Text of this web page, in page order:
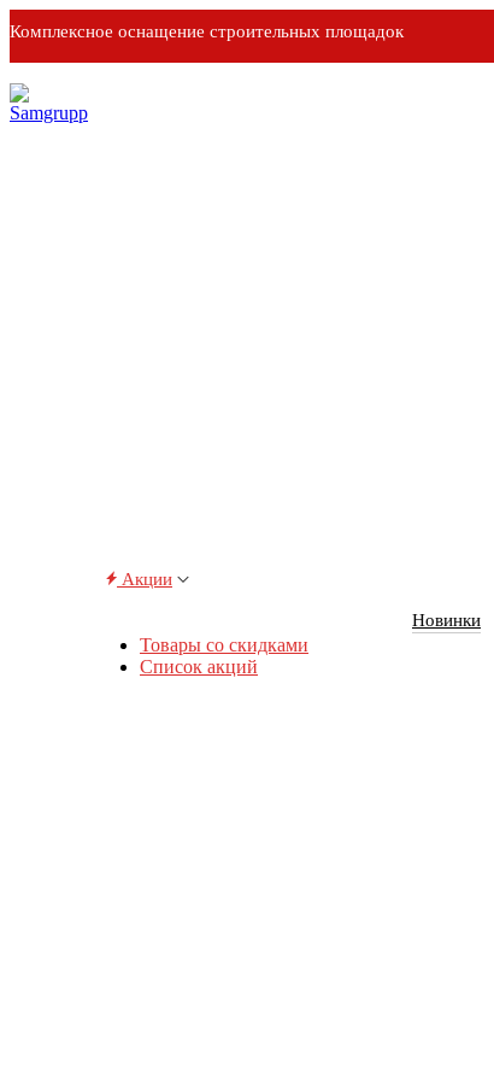
Комплексное оснащение строительных площадок
Акции
Товары со скидками
Список акций
Новинки